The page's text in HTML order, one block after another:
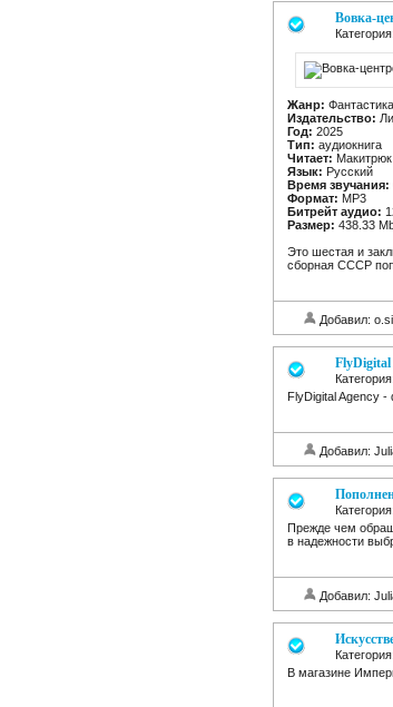
Вовка-
Категория:
Жанр:
Издательство:
Год: 2025
Тип: аудиокнига
Читает:
Язык: Русский
Время звучания:
Формат: MP3
Битрейт аудио:
Размер: 438.33
Это шестая и
сборная СССР
Добавил:
FlyDigital
Категория:
FlyDigital Agency -
Добавил:
Категория:
Прежде чем
в надежности
Добавил:
Категория:
В магазине